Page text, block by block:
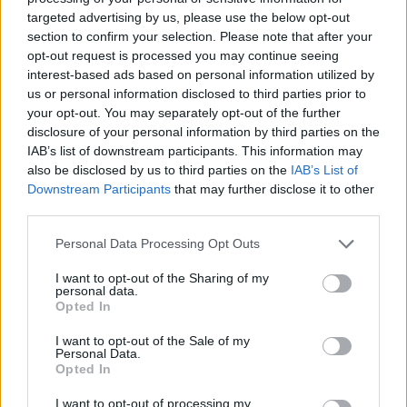
targeted advertising by us, please use the below opt-out
section to confirm your selection. Please note that after your
opt-out request is processed you may continue seeing
interest-based ads based on personal information utilized by
us or personal information disclosed to third parties prior to
your opt-out. You may separately opt-out of the further
disclosure of your personal information by third parties on the
IAB’s list of downstream participants. This information may
also be disclosed by us to third parties on the IAB’s List of
Downstream Participants that may further disclose it to other
Please note that this website/app uses one or more Google
not limited to your visit or usage behaviour. You may click to
grant or deny consent to Google and its third-party tags to
use your data for below specified purposes in below Google
consent section.
Personal Data Processing Opt Outs
I want to opt-out of the Sharing of my
personal data.
Opted In
I want to opt-out of the Sale of my
Personal Data.
Opted In
I want to opt-out of processing my
før, så det blir ikke noe sjokk. Nivået er høyt, men
juniornivået i Norge er også blitt mye bedre, sier
han.
Gløgård Stensrud er nå en del av Team Swix,
sammen med profiler som Mattis Stenshagen,
Henrik Dønnestad og Jonas Vika.
mest om å ha progresjon i alt man gjør, sier han.
Se også:
Team Swix 2025-26: Skal utfordre landslaget
om OL-plassene
Flere timer, større mål